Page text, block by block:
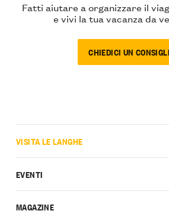
Fatti aiutare a organizzare il
e vivi la tua vacanza da
CHIEDICI UN
VISITA LE LANGHE
EVENTI
MAGAZINE